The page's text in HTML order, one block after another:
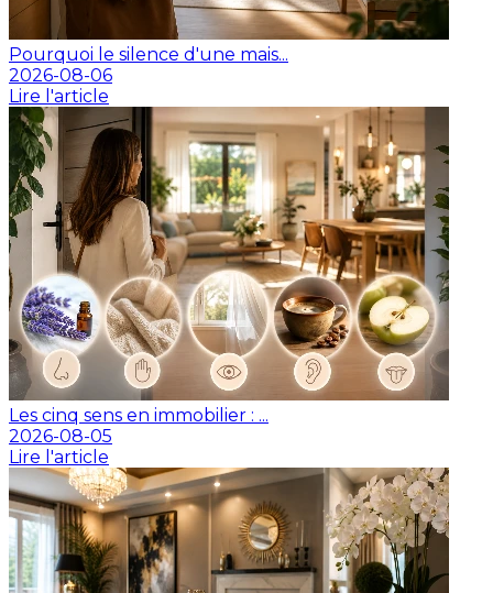
Pourquoi le silence d'une mais...
2026-08-06
Lire l'article
Les cinq sens en immobilier : ...
2026-08-05
Lire l'article